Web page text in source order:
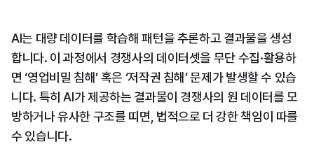
AI는 대량 데이터를 학습해 패턴을 추론하고 결과물을 생성
합니다. 이 과정에서 경쟁사의 데이터셋을 무단 수집·활용하
면 ‘영업비밀 침해’ 혹은 ‘저작권 침해’ 문제가 발생할 수 있습
니다. 특히 AI가 제공하는 결과물이 경쟁사의 원 데이터를 모
방하거나 유사한 구조를 띠면, 법적으로 더 강한 책임이 따를
수 있습니다.